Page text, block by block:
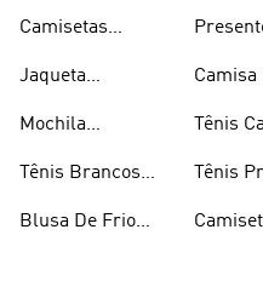
Camisetas
Jaqueta
Mochila
Tênis Brancos
Blusa De Frio
Camisa
Tênis
Tênis